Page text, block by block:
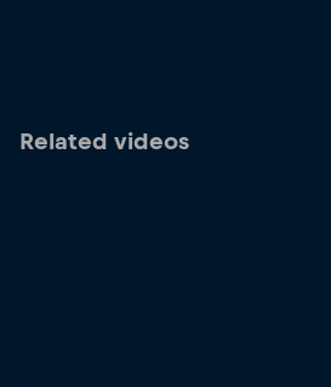
Related videos